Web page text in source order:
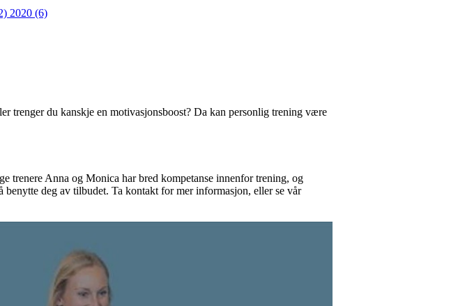
2020 (6)
trenger du kanskje en motivasjonsboost? Da kan personlig trening være
trenere Anna og Monica har bred kompetanse innenfor trening, og
deg av tilbudet. Ta kontakt for mer informasjon, eller se vår